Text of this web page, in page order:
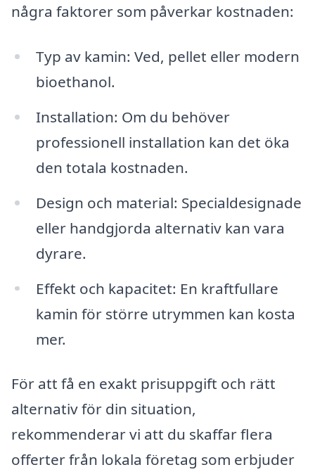
några faktorer som påverkar kostnaden:
Typ av kamin: Ved, pellet eller modern
bioethanol.
Installation: Om du behöver
professionell installation kan det öka
den totala kostnaden.
Design och material: Specialdesignade
eller handgjorda alternativ kan vara
dyrare.
Effekt och kapacitet: En kraftfullare
kamin för större utrymmen kan kosta
mer.
För att få en exakt prisuppgift och rätt
alternativ för din situation,
rekommenderar vi att du skaffar flera
offerter från lokala företag som erbjuder